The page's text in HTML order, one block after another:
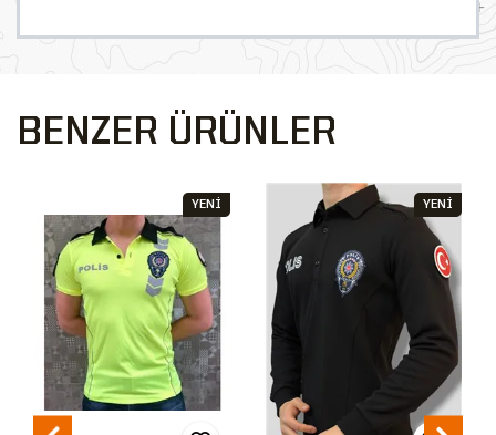
BENZER ÜRÜNLER
YENİ YENİ